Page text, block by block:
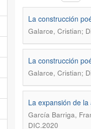
La construcción
Galarce, Cristian;
La construcción
Galarce, Cristian;
La expansión de
García Barriga,
DIC.2020